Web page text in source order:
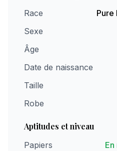
Race
Pure
Sexe
Âge
Date de naissance
Taille
Robe
Aptitudes et niveau
Papiers